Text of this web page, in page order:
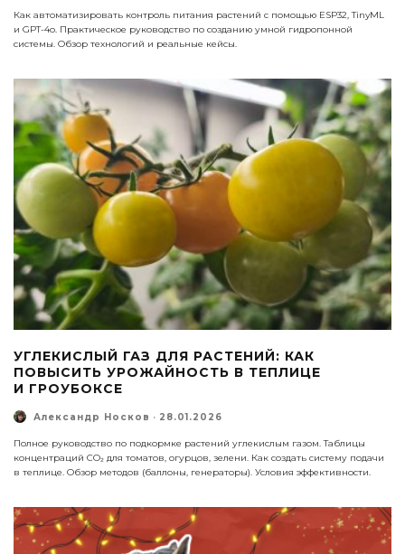
Как автоматизировать контроль питания растений с помощью ESP32, TinyML
и GPT-4o. Практическое руководство по созданию умной гидропонной
системы. Обзор технологий и реальные кейсы.
УГЛЕКИСЛЫЙ ГАЗ ДЛЯ РАСТЕНИЙ: КАК
ПОВЫСИТЬ УРОЖАЙНОСТЬ В ТЕПЛИЦЕ
И ГРОУБОКСЕ
Александр Носков · 28.01.2026
Полное руководство по подкормке растений углекислым газом. Таблицы
концентраций CO₂ для томатов, огурцов, зелени. Как создать систему подачи
в теплице. Обзор методов (баллоны, генераторы). Условия эффективности.